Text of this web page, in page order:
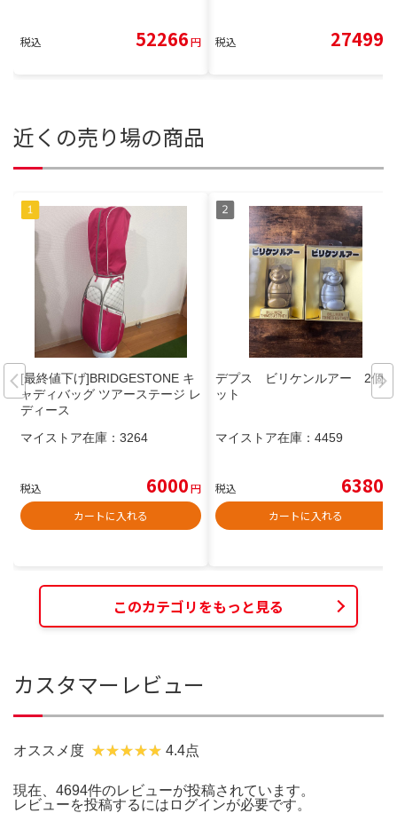
税込 52266円 税込 27499
近くの売り場の商品
[最終値下げ]BRIDGESTONE キ
ャディバッグ ツアーステージ レ
ディース
マイストア在庫： 3264
税込 6000円
カートに入れる
デプス ビリケンルアー 2個セ
ット
マイストア在庫： 4459
税込 6380
カートに入れる
このカテゴリをもっと見る
カスタマーレビュー
オススメ度 4.4点
現在、4694件のレビューが投稿されています。
レビューを投稿するには ログインが必要です。